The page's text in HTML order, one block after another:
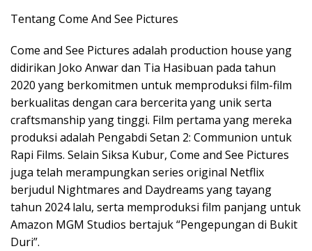
Tentang Come And See Pictures
Come and See Pictures adalah production house yang
didirikan Joko Anwar dan Tia Hasibuan pada tahun
2020 yang berkomitmen untuk memproduksi film-film
berkualitas dengan cara bercerita yang unik serta
craftsmanship yang tinggi. Film pertama yang mereka
produksi adalah Pengabdi Setan 2: Communion untuk
Rapi Films. Selain Siksa Kubur, Come and See Pictures
juga telah merampungkan series original Netflix
berjudul Nightmares and Daydreams yang tayang
tahun 2024 lalu, serta memproduksi film panjang untuk
Amazon MGM Studios bertajuk “Pengepungan di Bukit
Duri”.